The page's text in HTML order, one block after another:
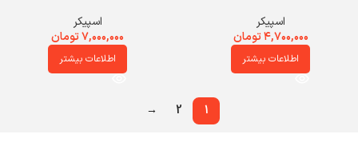
اسپیکر
۴,۷۰۰,۰۰۰تومان
اطلاعات بیشتر
اسپیکر
۷,۰۰۰,۰۰۰تومان
اطلاعات بیشتر
1
2
→